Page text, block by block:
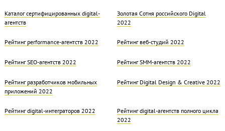
Каталог сертифицированных digital-
агентств
Золотая Cотня российского Digital
2022
Рейтинг performance-агентств 2022 Рейтинг веб-студий 2022
Рейтинг SEO-агентств 2022 Рейтинг SMM-агентств 2022
Рейтинг разработчиков мобильных
приложений 2022
Рейтинг Digital Design & Creative 2022
Рейтинг digital-интеграторов 2022
Рейтинг digital-агентств полного цикла
2022